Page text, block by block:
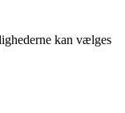
kan vælges